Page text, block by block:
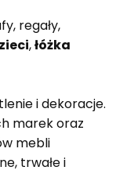
regały,
,łóżka
i dekoracje.
marek oraz
mebli
trwałe i